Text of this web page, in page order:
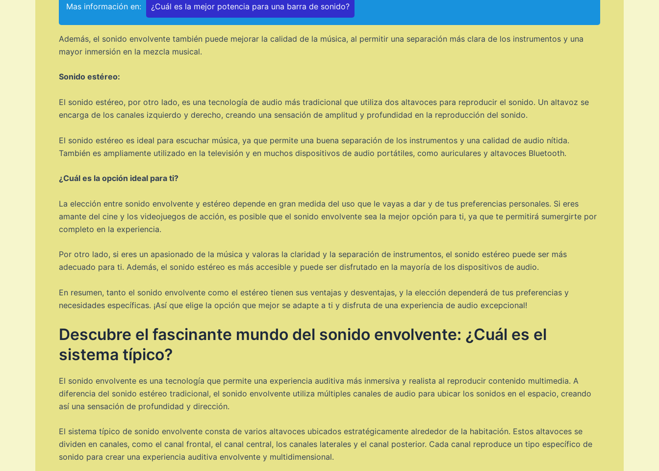
Mas información en: ¿Cuál es la mejor potencia para una barra de sonido?
Además, el sonido envolvente también puede mejorar la calidad de la música, al permitir una separación más clara de los instrumentos y una
mayor inmersión en la mezcla musical.
Sonido estéreo:
El sonido estéreo, por otro lado, es una tecnología de audio más tradicional que utiliza dos altavoces para reproducir el sonido. Un altavoz se
encarga de los canales izquierdo y derecho, creando una sensación de amplitud y profundidad en la reproducción del sonido.
El sonido estéreo es ideal para escuchar música, ya que permite una buena separación de los instrumentos y una calidad de audio nítida.
También es ampliamente utilizado en la televisión y en muchos dispositivos de audio portátiles, como auriculares y altavoces Bluetooth.
¿Cuál es la opción ideal para ti?
La elección entre sonido envolvente y estéreo depende en gran medida del uso que le vayas a dar y de tus preferencias personales. Si eres
amante del cine y los videojuegos de acción, es posible que el sonido envolvente sea la mejor opción para ti, ya que te permitirá sumergirte por
completo en la experiencia.
Por otro lado, si eres un apasionado de la música y valoras la claridad y la separación de instrumentos, el sonido estéreo puede ser más
adecuado para ti. Además, el sonido estéreo es más accesible y puede ser disfrutado en la mayoría de los dispositivos de audio.
En resumen, tanto el sonido envolvente como el estéreo tienen sus ventajas y desventajas, y la elección dependerá de tus preferencias y
necesidades específicas. ¡Así que elige la opción que mejor se adapte a ti y disfruta de una experiencia de audio excepcional!
Descubre el fascinante mundo del sonido envolvente: ¿Cuál es el
sistema típico?
El sonido envolvente es una tecnología que permite una experiencia auditiva más inmersiva y realista al reproducir contenido multimedia. A
diferencia del sonido estéreo tradicional, el sonido envolvente utiliza múltiples canales de audio para ubicar los sonidos en el espacio, creando
así una sensación de profundidad y dirección.
El sistema típico de sonido envolvente consta de varios altavoces ubicados estratégicamente alrededor de la habitación. Estos altavoces se
dividen en canales, como el canal frontal, el canal central, los canales laterales y el canal posterior. Cada canal reproduce un tipo específico de
sonido para crear una experiencia auditiva envolvente y multidimensional.